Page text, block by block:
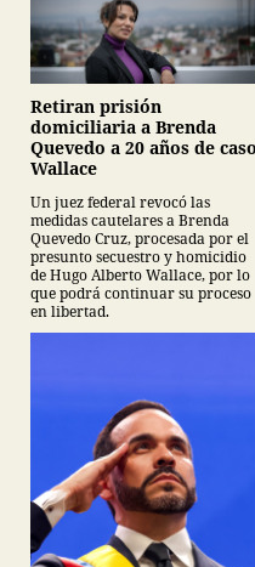
Retiran prisión
domiciliaria a Brenda
Quevedo a 20 años de caso
Wallace
Un juez federal revocó las
medidas cautelares a Brenda
Quevedo Cruz, procesada por el
presunto secuestro y homicidio
de Hugo Alberto Wallace, por lo
que podrá continuar su proceso
en libertad.